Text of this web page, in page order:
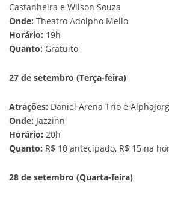
Castanheira e Wilson Souza
Onde: Theatro Adolpho Mello
Horário: 19h
Quanto: Gratuito
27 de setembro (Terça-feira)
Atrações: Daniel Arena Trio e
Onde: Jazzinn
Horário: 20h
Quanto: R$ 10 antecipado, R$ 15 na
28 de setembro (Quarta-feira)